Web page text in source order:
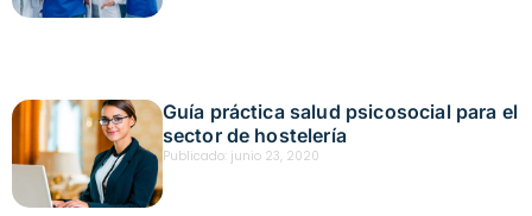
Guía práctica salud psicosocial para el
sector de hostelería
Publicado: junio 23, 2020